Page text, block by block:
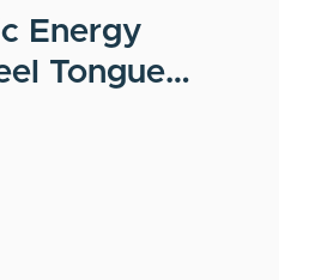
Energy
Tongue